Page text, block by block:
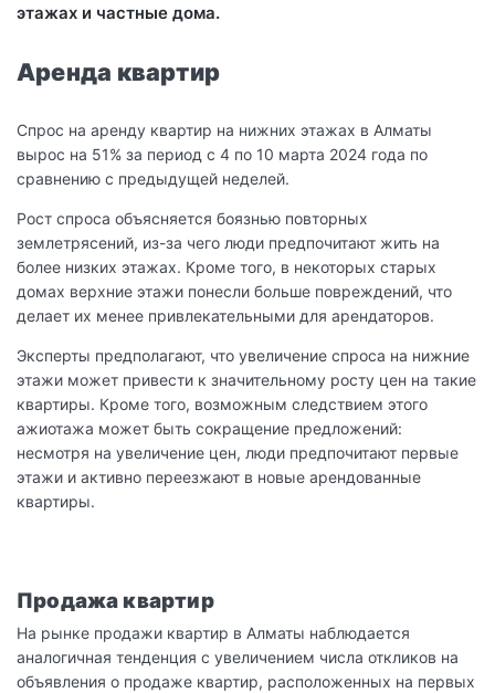
этажах и частные дома.
Аренда квартир
Спрос на аренду квартир на нижних этажах в Алматы
вырос на 51% за период с 4 по 10 марта 2024 года по
сравнению с предыдущей неделей.
Рост спроса объясняется боязнью повторных
землетрясений, из-за чего люди предпочитают жить на
более низких этажах. Кроме того, в некоторых старых
домах верхние этажи понесли больше повреждений, что
делает их менее привлекательными для арендаторов.
Эксперты предполагают, что увеличение спроса на нижние
этажи может привести к значительному росту цен на такие
квартиры. Кроме того, возможным следствием этого
ажиотажа может быть сокращение предложений:
несмотря на увеличение цен, люди предпочитают первые
этажи и активно переезжают в новые арендованные
квартиры.
Продажа квартир
На рынке продажи квартир в Алматы наблюдается
аналогичная тенденция с увеличением числа откликов на
объявления о продаже квартир, расположенных на первых